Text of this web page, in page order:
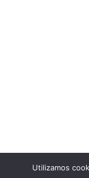
Utilizamos